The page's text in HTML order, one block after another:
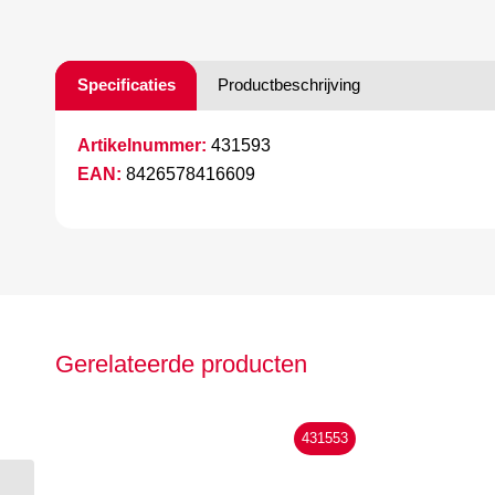
Specificaties Productbeschrijving
Artikelnummer: 431593
EAN: 8426578416609
Gerelateerde producten
431553